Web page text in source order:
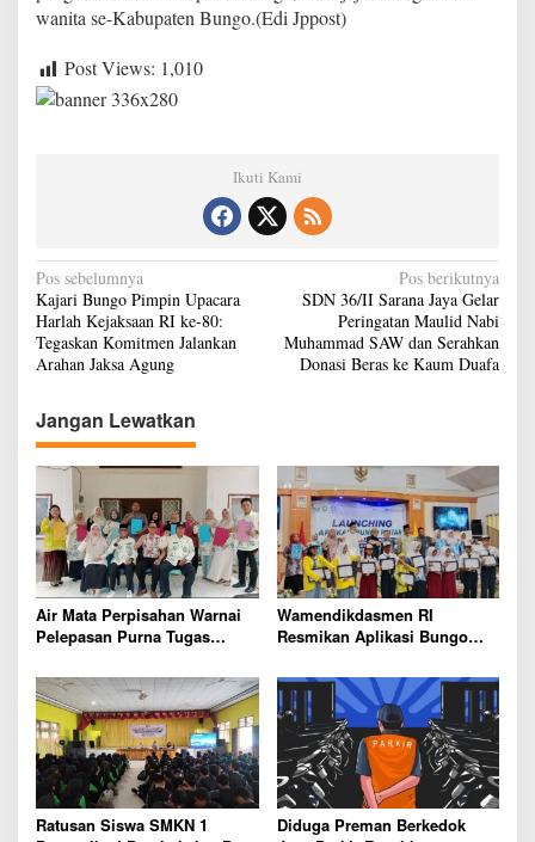
wanita se-Kabupaten Bungo.(Edi Jppost)
Post Views: 1,010
Ikuti Kami
N
a
v
i
g
a
s
i
p
o
s
Pos sebelumnya
Kajari Bungo Pimpin Upacara
Harlah Kejaksaan RI ke-80:
Tegaskan Komitmen Jalankan
Arahan Jaksa Agung
Pos berikutnya
SDN 36/II Sarana Jaya Gelar
Peringatan Maulid Nabi
Muhammad SAW dan Serahkan
Donasi Beras ke Kaum Duafa
Jangan Lewatkan
Air Mata Perpisahan Warnai
Pelepasan Purna Tugas
dan Kepala Sekolah
Wamendikdasmen RI
Resmikan Aplikasi Bungo
Pemkab Bungo Tingkatkan
Mutu Pendidikan
Ratusan Siswa SMKN 1
Diduga Preman Berkedok